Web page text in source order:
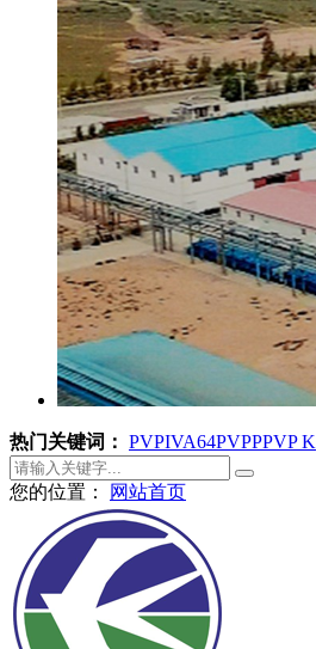
热门关键词： PVPIVA64PVPPPVP K
您的位置： 网站首页